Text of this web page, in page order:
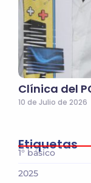
Clínica del
10 de Julio de 2026
Etiquetas
1° básico
2025